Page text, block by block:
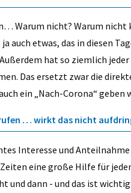
Warum nicht? Warum nicht
auch etwas, das in diesen
hat so ziemlich
Das ersetzt zwar die
ein „Nach-Corona“
… wirkt das nicht
Interesse und
eine große Hilfe für
und dann - und das ist